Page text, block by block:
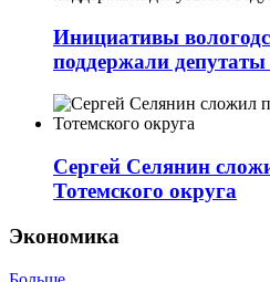
Инициативы
поддержали
Сергей Селянин
Тотемского округа
Экономика